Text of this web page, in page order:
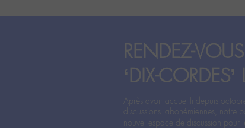
RENDEZ-
‘DIX-
Après avoir accueilli depuis
discussions labohémiennes,
nouvel espace de discussion pour